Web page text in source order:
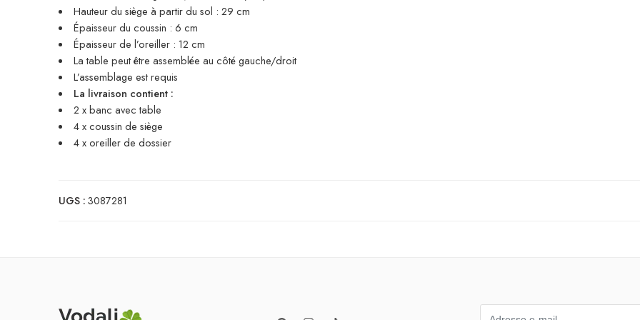
Hauteur du siège à partir du sol : 29 cm
Épaisseur du coussin : 6 cm
Épaisseur de l’oreiller : 12 cm
La table peut être assemblée au côté gauche/droit
L’assemblage est requis
La livraison contient :
2 x banc avec table
4 x coussin de siège
4 x oreiller de dossier
UGS :3087281